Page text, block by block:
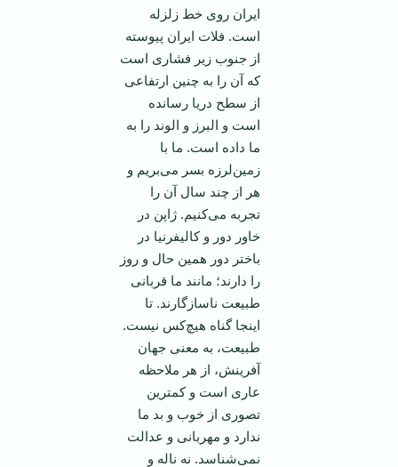
‏ایران روی خط زلزله
است. فلات ایران پیوسته
از جنوب زیر فشاری است
که آن را به چنین ارتفاعی
از سطح دریا رسانده
است و البرز و الوند را به
ما داده است. ما با
زمین‌لرزه بسر می‌‏بریم و
هر از چند سال آن را
تجربه می‌کنیم. ژاپن در
خاور دور و کالیفرنیا در
باختر دور همین حال و روز
را دارند؛ مانند ما قربانی
طبیعت ناسازگارند. تا
اینجا گناه هیچ‌کس نیست.
طبیعت، به معنی جهان
آفرینش، از هر ملاحظه
عاری است و کمترین
تصوری از خوب و بد ما
ندارد و مهربانی و عدالت
نمی‌شناسد. نه ناله و